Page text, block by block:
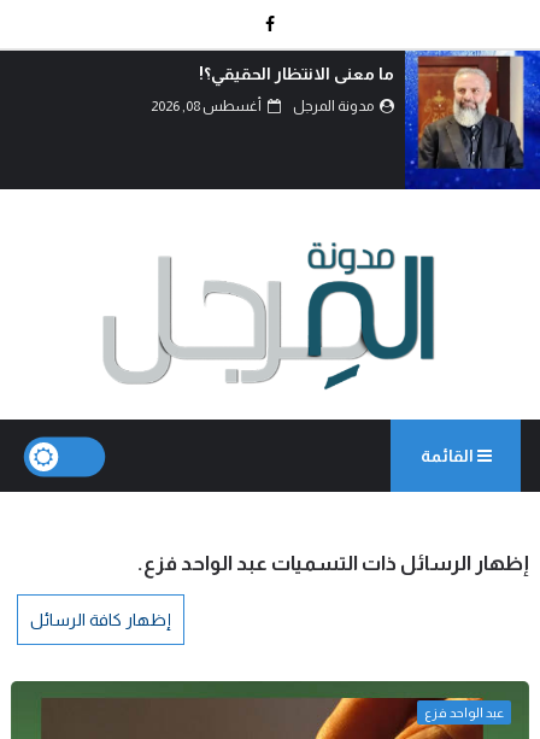
ما معنى الانتظار الحقيقي؟!
مدونة المرجل أغسطس 08, 2026
القائمة
‏إظهار الرسائل ذات التسميات عبد الواحد فزع.
إظهار كافة الرسائل
عبد الواحد فزع